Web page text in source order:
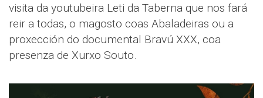
visita da youtubeira Leti da Taberna que nos fará
reir a todas, o magosto coas Abaladeiras ou a
proxección do documental Bravú XXX, coa
presenza de Xurxo Souto.